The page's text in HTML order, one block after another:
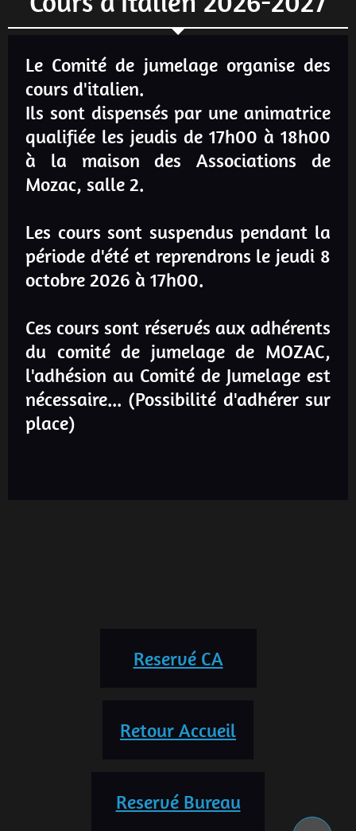
Le Comité de jumelage organise des
cours d'italien.
Ils sont dispensés par une animatrice
qualifiée les jeudis de 17h00 à 18h00
à la maison des Associations de
Mozac, salle 2.
Les cours sont suspendus pendant la
période d'été et reprendrons le jeudi 8
octobre 2026 à 17h00.
Ces cours sont réservés aux adhérents
du comité de jumelage de MOZAC,
l'adhésion au Comité de Jumelage est
nécessaire... (Possibilité d'adhérer sur
place)
Reservé CA
Retour Accueil
Reservé Bureau